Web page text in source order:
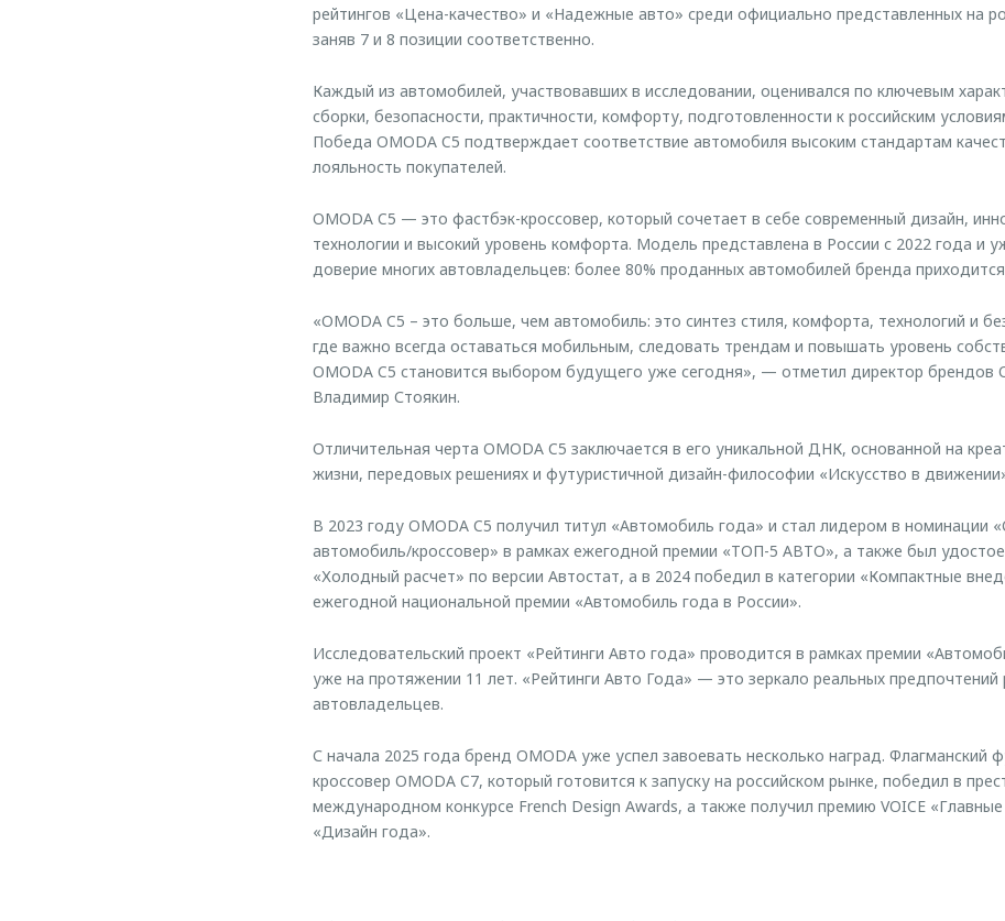
рейтингов «Цена-качество» и «Надежные авто» среди официально представленных на
заняв 7 и 8 позиции соответственно.
Каждый из автомобилей, участвовавших в исследовании, оценивался по ключевым
сборки, безопасности, практичности, комфорту, подготовленности к российским
Победа OMODA C5 подтверждает соответствие автомобиля высоким стандартам
лояльность покупателей.
OMODA C5 — это фастбэк-кроссовер, который сочетает в себе современный дизайн,
технологии и высокий уровень комфорта. Модель представлена в России с 2022 года и
доверие многих автовладельцев: более 80% проданных автомобилей бренда
«OMODA C5 – это больше, чем автомобиль: это синтез стиля, комфорта, технологий и
где важно всегда оставаться мобильным, следовать трендам и повышать уровень
OMODA C5 становится выбором будущего уже сегодня», — отметил директор брендов
Владимир Стоякин.
Отличительная черта OMODA C5 заключается в его уникальной ДНК, основанной на
жизни, передовых решениях и футуристичной дизайн-философии «Искусство в
В 2023 году OMODA C5 получил титул «Автомобиль года» и стал лидером в номинации
автомобиль/кроссовер» в рамках ежегодной премии «ТОП-5 АВТО», а также был
«Холодный расчет» по версии Автостат, а в 2024 победил в категории «Компактные
ежегодной национальной премии «Автомобиль года в России».
Исследовательский проект «Рейтинги Авто года» проводится в рамках премии
уже на протяжении 11 лет. «Рейтинги Авто Года» — это зеркало реальных предпочтений
автовладельцев.
С начала 2025 года бренд OMODA уже успел завоевать несколько наград. Флагманский
кроссовер OMODA C7, который готовится к запуску на российском рынке, победил в
международном конкурсе French Design Awards, а также получил премию VOICE «Главные
«Дизайн года».